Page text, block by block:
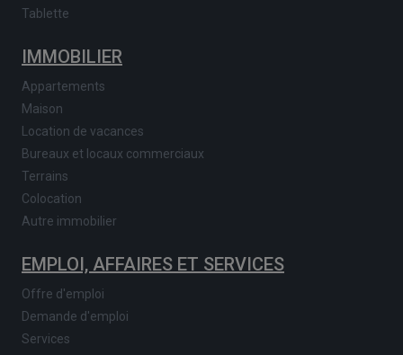
Tablette
IMMOBILIER
Appartements
Maison
Location de vacances
Bureaux et locaux commerciaux
Terrains
Colocation
Autre immobilier
EMPLOI, AFFAIRES ET SERVICES
Offre d'emploi
Demande d'emploi
Services